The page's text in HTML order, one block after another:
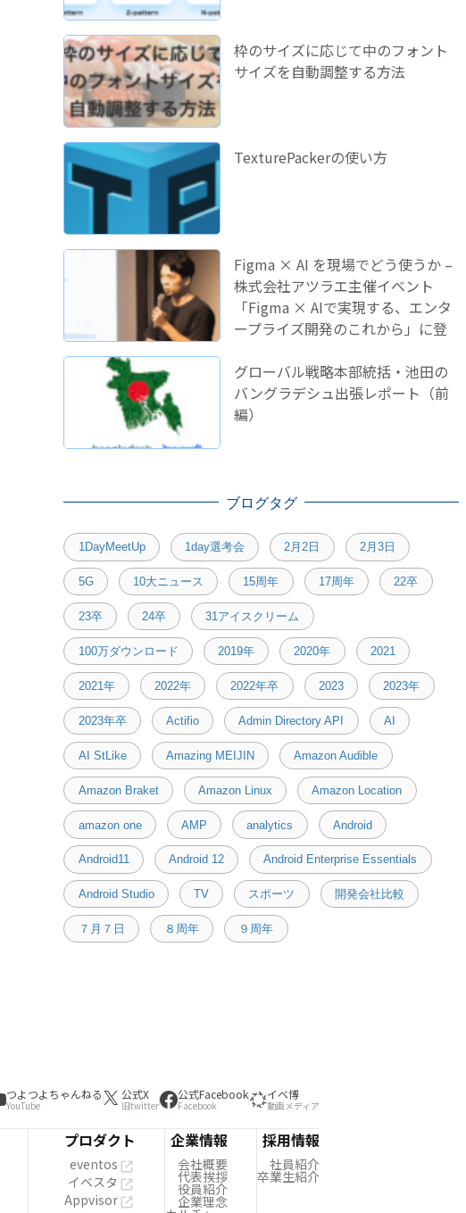
枠のサイズに応じて中のフォント
サイズを自動調整する方法
TexturePackerの使い方
Figma × AI を現場でどう使うか –
株式会社アツラエ主催イベント
「Figma × AIで実現する、エンタ
ープライズ開発のこれから」に登
グローバル戦略本部統括・池田の
バングラデシュ出張レポート（前
編）
ブログタグ
1DayMeetUp 1day選考会 2月2日 2月3日
5G 10大ニュース 15周年 17周年 22卒
23卒 24卒 31アイスクリーム
100万ダウンロード 2019年 2020年 2021
2021年 2022年 2022年卒 2023 2023年
2023年卒 Actifio Admin Directory API AI
AI StLike Amazing MEIJIN Amazon Audible
Amazon Braket Amazon Linux Amazon Location
amazon one AMP analytics Android
Android11 Android 12 Android Enterprise Essentials
Android Studio TV スポーツ 開発会社比較
７月７日 ８周年 ９周年
つよつよちゃんねる
YouTube
公式X
旧twitter
公式Facebook
Facebook
イベ博
動画メディア
プロダクト
eventos
イベスタ
Appvisor
企業情報
会社概要
代表挨拶
役員紹介
企業理念
採用情報
社員紹介
卒業生紹介